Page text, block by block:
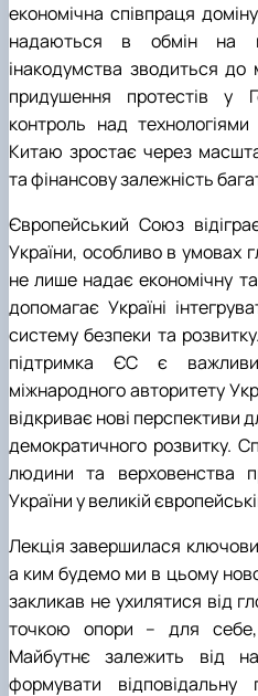
економічна співпраця
надаються в обмін на
інакодумства зводиться
придушення протестів у
контроль над
Китаю зростає через
та фінансову залежність
Європейський Союз
України, особливо в умовах
не лише надає економічну
допомагає Україні
систему безпеки та
підтримка ЄС є
міжнародного авторитету
відкриває нові перспективи
демократичного розвитку.
людини та верховенства
України у великій
Лекція завершилася
а ким будемо ми в цьому
закликав не ухилятися від
точкою опори – для себе,
Майбутнє залежить від
формувати відповідальну